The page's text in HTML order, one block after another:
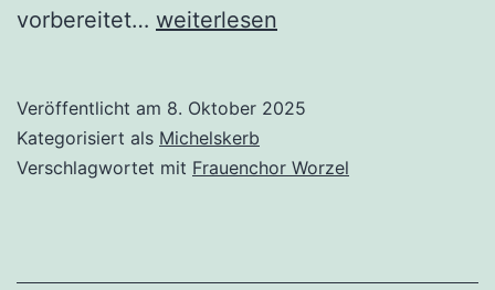
vorbereitet… Die
der
Michelskerb
weiterlesen
Veröffentlicht am 8. Oktober 2025
Kategorisiert als Michelskerb
Verschlagwortet mit Frauenchor Worzel